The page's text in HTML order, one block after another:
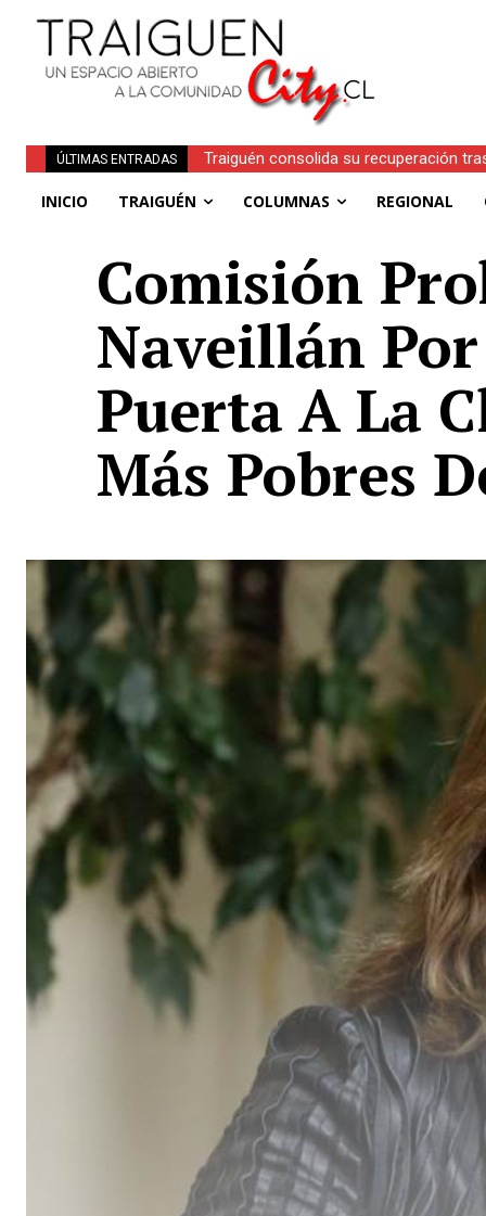
ÚLTIMAS ENTRADAS Obituario | Inés Faundez Linero
INICIO TRAIGUÉN COLUMNAS REGIONAL
Comisión
Naveillán
Puerta A La
Más Pobres